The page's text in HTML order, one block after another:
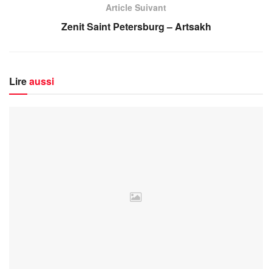
Article Suivant
Zenit Saint Petersburg – Artsakh
Lireaussi